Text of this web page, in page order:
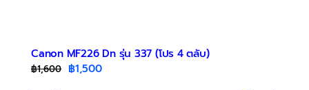
Canon MF226 Dn รุ่น 337 (โปร 4 ตลับ)
฿1,600 Original
฿1,500Current